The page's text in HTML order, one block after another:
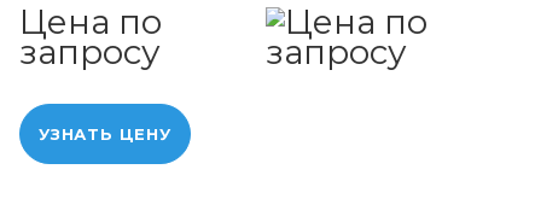
Цена по
запросу
УЗНАТЬ ЦЕНУ